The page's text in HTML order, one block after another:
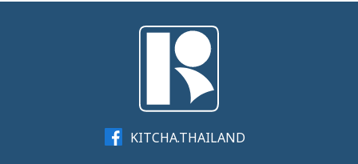
KITCHA.THAILAND